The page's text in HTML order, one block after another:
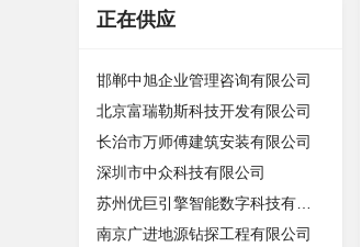
正在供应
邯郸中旭企业管理咨询有限公司
北京富瑞勒斯科技开发有限公司
长治市万师傅建筑安装有限公司
深圳市中众科技有限公司
南京广进地源钻探工程有限公司